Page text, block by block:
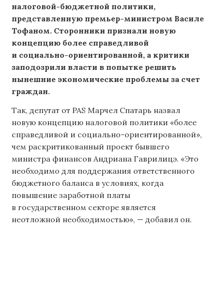
налоговой-бюджетной политики,
представленную премьер-министром Василе
Тофаном. Сторонники признали новую
концепцию более справедливой
и социально-ориентированной, а критики
заподозрили власти в попытке решить
нынешние экономические проблемы за счет
граждан.
Так, депутат от PAS Марчел Спатарь назвал
новую концепцию налоговой политики «более
справедливой и социально-ориентированной»,
чем раскритикованный проект бывшего
министра финансов Андриана Гаврилицэ. «Это
необходимо для поддержания ответственного
бюджетного баланса в условиях, когда
повышение заработной платы
в государственном секторе является
неотложной необходимостью», — добавил он.